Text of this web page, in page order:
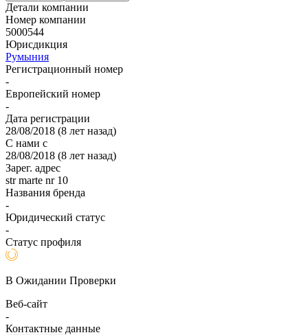
Детали компании
Номер компании
5000544
Юрисдикция
Румыния
Регистрационный номер
-
Европейский номер
-
Дата регистрации
28/08/2018 (8 лет назад)
С нами с
28/08/2018 (8 лет назад)
Зарег. адрес
str marte nr 10
Названия бренда
-
Юридический статус
-
Статус профиля
В Ожидании Проверки
Веб-сайт
-
Контактные данные